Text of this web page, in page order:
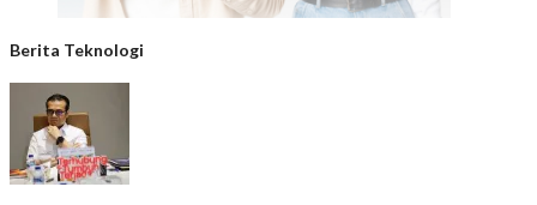
Berita Teknologi